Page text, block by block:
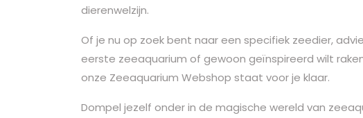
dierenwelzijn.
Of je nu op zoek bent naar een specifiek zeedier,
eerste zeeaquarium of gewoon geïnspireerd wilt
onze Zeeaquarium Webshop staat voor je klaar.
Dompel jezelf onder in de magische wereld van